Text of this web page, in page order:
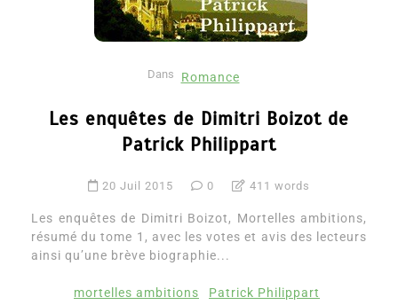
Dans Romance
Les enquêtes de Dimitri Boizot de
Patrick Philippart
20 Juil 2015 0 411 words
Les enquêtes de Dimitri Boizot, Mortelles ambitions,
résumé du tome 1, avec les votes et avis des lecteurs
ainsi qu’une brève biographie...
mortelles ambitions Patrick Philippart